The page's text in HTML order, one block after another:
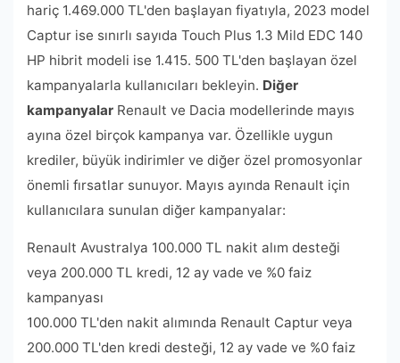
hariç 1.469.000 TL'den başlayan fiyatıyla, 2023 model
Captur ise sınırlı sayıda Touch Plus 1.3 Mild EDC 140
HP hibrit modeli ise 1.415. 500 TL'den başlayan özel
kampanyalarla kullanıcıları bekleyin. Diğer
kampanyalar Renault ve Dacia modellerinde mayıs
ayına özel birçok kampanya var. Özellikle uygun
krediler, büyük indirimler ve diğer özel promosyonlar
önemli fırsatlar sunuyor. Mayıs ayında Renault için
kullanıcılara sunulan diğer kampanyalar:
Renault Avustralya 100.000 TL nakit alım desteği
veya 200.000 TL kredi, 12 ay vade ve %0 faiz
kampanyası
100.000 TL'den nakit alımında Renault Captur veya
200.000 TL'den kredi desteği, 12 ay vade ve %0 faiz